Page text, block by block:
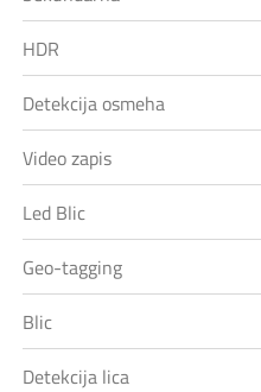
HDR
Detekcija osmeha
Video zapis
Led Blic
Geo-tagging
Blic
Detekcija lica